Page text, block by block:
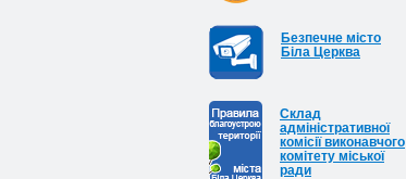
Безпечне місто
Біла Церква
Cклад
адміністративної
комісії виконавчого
комітету міської
ради